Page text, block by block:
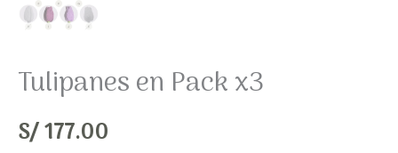
Tulipanes en Pack x3
S/177.00